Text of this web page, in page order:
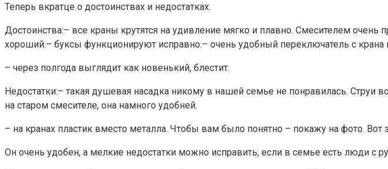
Теперь вкратце о достоинствах и недостатках.
Достоинства:– все краны крутятся на удивление мягко и плавно. Смесителем
хороший.– буксы функционируют исправно.– очень удобный переключатель с
– через полгода выглядит как новенький, блестит.
Недостатки:– такая душевая насадка никому в нашей семье не понравилась. Струи
на старом смесителе, она намного удобней.
– на кранах пластик вместо металла. Чтобы вам было понятно – покажу на фото.
Он очень удобен, а мелкие недостатки можно исправить, если в семье есть люди с